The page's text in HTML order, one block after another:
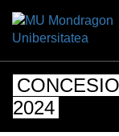
2024